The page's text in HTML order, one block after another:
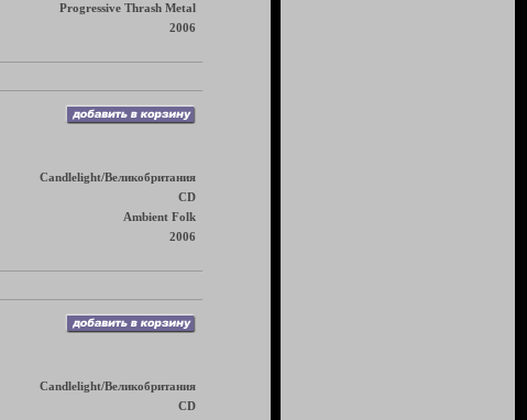
Progressive Thrash Metal
2006
Candlelight/Великобритания
CD
Ambient Folk
2006
Candlelight/Великобритания
CD